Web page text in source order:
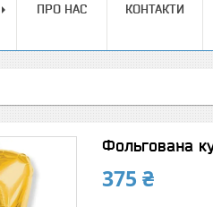
ПРО НАС КОНТАКТИ
Фольгована
375 ₴